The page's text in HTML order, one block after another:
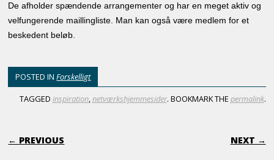
De afholder spændende arrangementer og har en meget aktiv og
velfungerende maillingliste. Man kan også være medlem for et
beskedent beløb.
POSTED INForskelligt
TAGGED inspiration,netværkshjemmesider. BOOKMARK THE permalink.
POST NAVIGATION
← PREVIOUS NEXT →